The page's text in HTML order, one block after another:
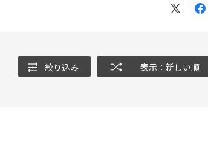
絞り込み 表示：新しい順